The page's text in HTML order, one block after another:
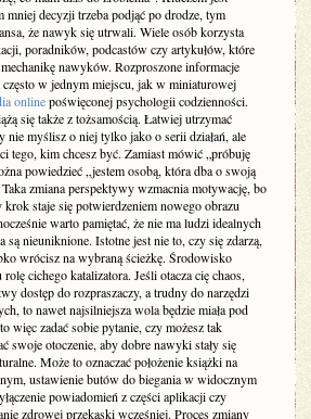
mniej decyzji trzeba podjąć po drodze, tym
że nawyk się utrwali. Wiele osób korzysta
poradników, podcastów czy artykułów, które
nawyków. Rozproszone informacje
często w jednym miejscu, jak w miniaturowej
onlinepoświęconej psychologii codzienności.
się także z tożsamością. Łatwiej utrzymać
nie myślisz o niej tylko jako o serii działań, ale
tego, kim chcesz być. Zamiast mówić „próbuję
powiedzieć „jestem osobą, która dba o swoją
zmiana perspektywy wzmacnia motywację, bo
krok staje się potwierdzeniem nowego obrazu
warto pamiętać, że nie ma ludzi idealnych
są nieuniknione. Istotne jest nie to, czy się zdarzą,
wrócisz na wybraną ścieżkę. Środowisko
cichego katalizatora. Jeśli otacza cię chaos,
dostęp do rozpraszaczy, a trudny do narzędzi
to nawet najsilniejsza wola będzie miała pod
więc zadać sobie pytanie, czy możesz tak
swoje otoczenie, aby dobre nawyki stały się
Może to oznaczać położenie książki na
ustawienie butów do biegania w widocznym
powiadomień z części aplikacji czy
zdrowej przekąski wcześniej. Proces zmiany